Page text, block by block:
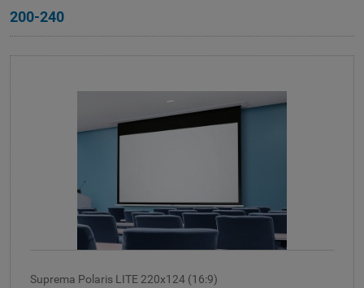
200-240
Suprema Polaris LITE 220x124 (16:9)